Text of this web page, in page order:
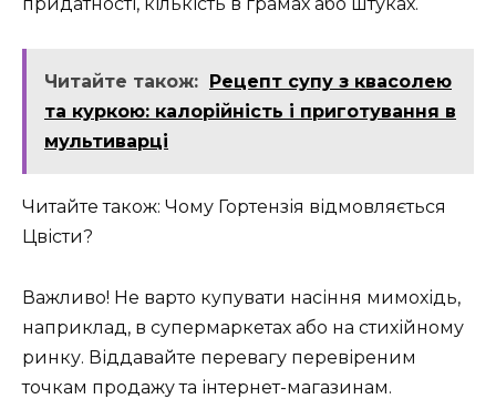
Читайте також:
Рецепт супу з квасолею
та куркою: калорійність і приготування в
мультиварці
Читайте також: Чому Гортензія відмовляється
Цвісти?
Важливо! Не варто купувати насіння мимохідь,
наприклад, в супермаркетах або на стихійному
ринку. Віддавайте перевагу перевіреним
точкам продажу та інтернет-магазинам.